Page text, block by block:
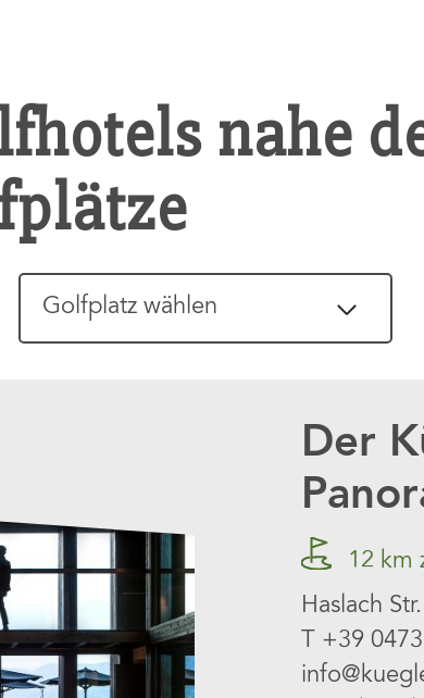
nahe
Golfplatz wählen
Der
12 km
Haslach
T +39